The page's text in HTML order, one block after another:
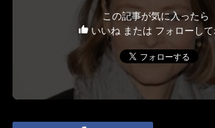
この記事が気に入ったら
いいね または フォローして